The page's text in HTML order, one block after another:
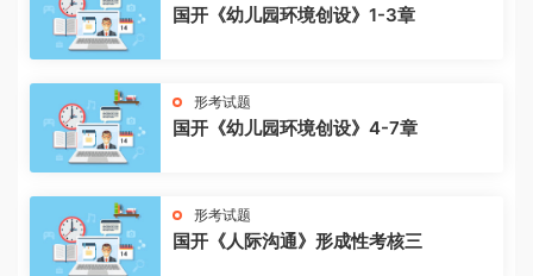
国开《幼儿园环境创设》1-3章
形考试题
国开《幼儿园环境创设》4-7章
形考试题
国开《人际沟通》形成性考核三